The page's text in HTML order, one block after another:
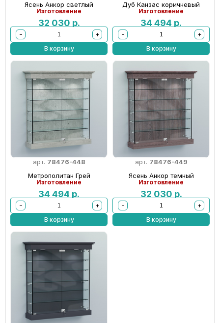
Ясень Анкор светлый
Изготовление
32 030 р.
−
+
В корзину
Дуб Канзас коричневый
Изготовление
34 494 р.
−
+
В корзину
арт. 78476-448
Метрополитан Грей
Изготовление
34 494 р.
−
+
В корзину
арт. 78476-449
Ясень Анкор темный
Изготовление
32 030 р.
−
+
В корзину